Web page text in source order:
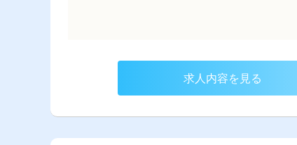
求人内容を見る